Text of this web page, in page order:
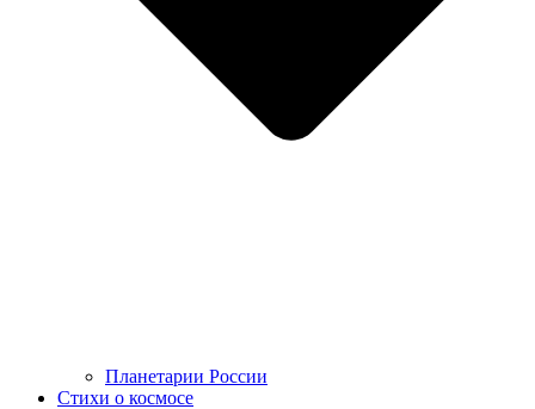
Планетарии России
Стихи о космосе